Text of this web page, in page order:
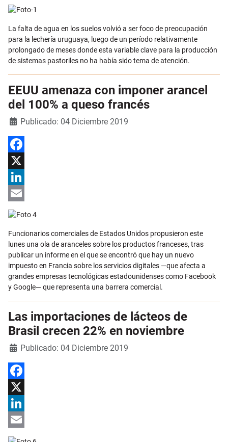
Email
La falta de agua en los suelos volvió a ser foco de preocupación
para la lechería uruguaya, luego de un período relativamente
prolongado de meses donde esta variable clave para la producción
de sistemas pastoriles no ha había sido tema de atención.
EEUU amenaza con imponer arancel
del 100% a queso francés
Detalles
Publicado: 04 Diciembre 2019
Facebook
X
LinkedIn
Email
Funcionarios comerciales de Estados Unidos propusieron este
lunes una ola de aranceles sobre los productos franceses, tras
publicar un informe en el que se encontró que hay un nuevo
impuesto en Francia sobre los servicios digitales —que afecta a
grandes empresas tecnológicas estadounidenses como Facebook
y Google— que representa una barrera comercial.
Las importaciones de lácteos de
Brasil crecen 22% en noviembre
Detalles
Publicado: 04 Diciembre 2019
Facebook
X
LinkedIn
Email